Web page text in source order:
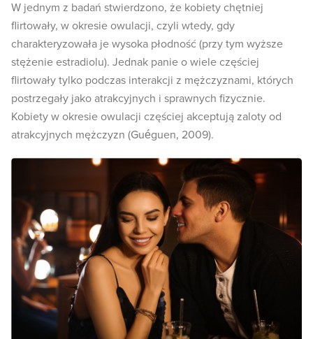
W jednym z badań stwierdzono, że kobiety chętniej
flirtowały, w okresie owulacji, czyli wtedy, gdy
charakteryzowała je wysoka płodność (przy tym wyższe
stężenie estradiolu). Jednak panie o wiele częściej
flirtowały tylko podczas interakcji z mężczyznami, których
postrzegały jako atrakcyjnych i sprawnych fizycznie.
Kobiety w okresie owulacji częściej akceptują zaloty od
atrakcyjnych mężczyzn (Guéguen, 2009).